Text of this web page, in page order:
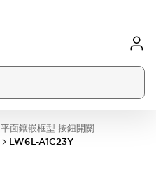
平面鑲嵌框型 按鈕開關
LW6L-A1C23Y